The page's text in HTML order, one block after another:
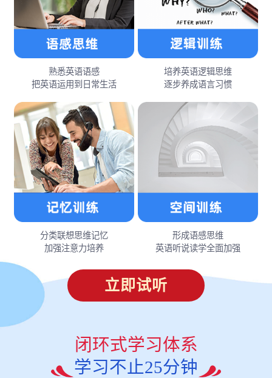
熟悉英语语感
把英语运用到日常生活
培养英语逻辑思维
逐步养成语言习惯
分类联想思维记忆
加强注意力培养
形成语感思维
英语听说读学全面加强
立即试听
闭环式学习体系
学习不止25分钟